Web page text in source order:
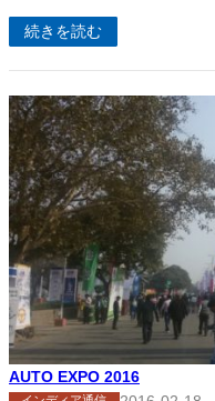
続きを読む
AUTO EXPO 2016